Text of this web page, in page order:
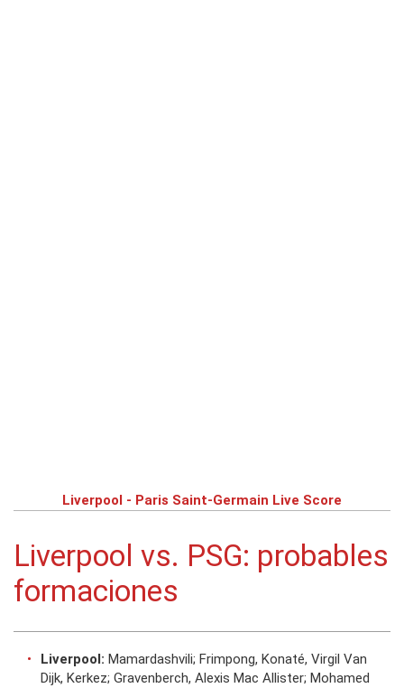
Liverpool - Paris Saint-Germain Live Score
Liverpool vs. PSG: probables
formaciones
Liverpool: Mamardashvili; Frimpong, Konaté, Virgil Van
Dijk, Kerkez; Gravenberch, Alexis Mac Allister; Mohamed